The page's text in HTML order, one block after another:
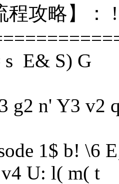
程攻略】：
s E& S) G
g2 n' Y3 v2
1$ b! \6
U: l( m( t